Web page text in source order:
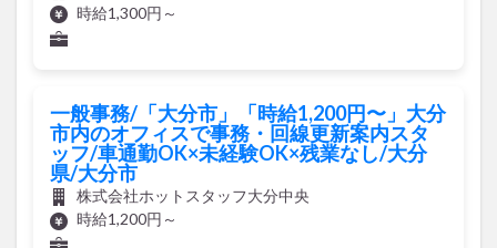
時給1,300円～
一般事務/「大分市」「時給1,200円〜」大分
市内のオフィスで事務・回線更新案内スタ
ッフ/車通勤OK×未経験OK×残業なし/大分
県/大分市
株式会社ホットスタッフ大分中央
時給1,200円～